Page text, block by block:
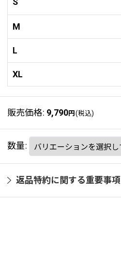
M
L
XL
販売価格: 9,790円(税込)
数量:
返品特約に関する重要事項